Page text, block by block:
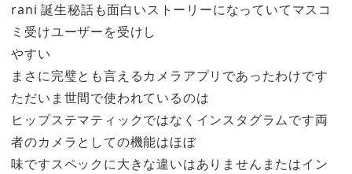
rani 誕生秘話も面白いストーリーになっていてマスコ
ミ受けユーザーを受けし
やすい
まさに完璧とも言えるカメラアプリであったわけです
ただいま世間で使われているのは
ヒップステマティックではなくインスタグラムです両
者のカメラとしての機能はほぼ
味ですスペックに大きな違いはありませんまたはイン